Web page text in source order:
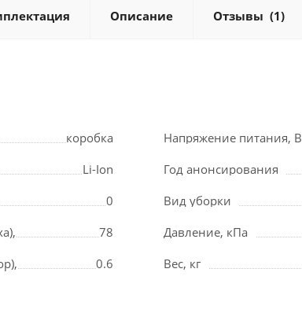
Описание Отзывы (1)
коробка Напряжение питания, В
Li-Ion Год анонсирования
0 Вид уборки
78 Давление, кПа
0.6 Вес, кг